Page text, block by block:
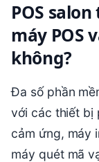
POS
máy POS
không?
Đa số phần
với các thiết bị
cảm ứng, máy
máy quét mã